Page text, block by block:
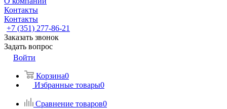
Контакты
Контакты
+7 (351) 277-86-21
Заказать звонок
Задать вопрос
Войти
Корзина0
Избранные товары0
Сравнение товаров0